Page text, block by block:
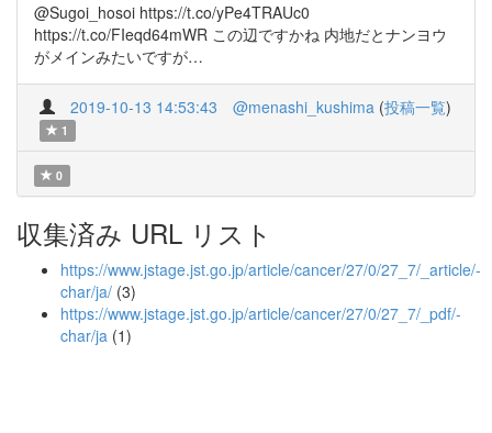
@Sugoi_hosoi https://t.co/yPe4TRAUc0
https://t.co/FIeqd64mWR この辺ですかね 内地だとナンヨウ
がメインみたいですが…
2019-10-13 14:53:43 @menashi_kushima (投稿一覧)
1
0
収集済み URL リスト
https://www.jstage.jst.go.jp/article/cancer/27/0/27_7/_article/-
char/ja/ (3)
https://www.jstage.jst.go.jp/article/cancer/27/0/27_7/_pdf/-
char/ja (1)